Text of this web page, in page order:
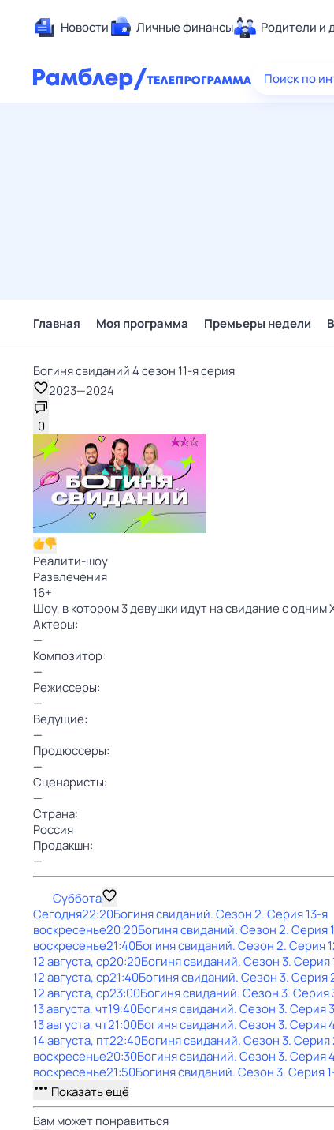
Новости Личные финансы Родители и
Поиск по
Главная Моя программа Премьеры недели
Богиня свиданий 4 сезон 11-я серия
2023—2024
0
Реалити-шоу
Развлечения
16+
Шоу, в котором 3 девушки идут на свидание с
Актеры:
—
Композитор:
—
Режиссеры:
—
Ведущие:
—
Продюссеры:
—
Сценаристы:
—
Страна:
Россия
Продакшн:
—
Суббота
Сегодня22:20Богиня свиданий. Сезон 2. Серия 13-я
воскресенье20:20Богиня свиданий. Сезон 2. Серия
воскресенье21:40Богиня свиданий. Сезон 2. Серия
12 августа, ср20:20Богиня свиданий. Сезон 3. Серия
12 августа, ср21:40Богиня свиданий. Сезон 3. Серия
12 августа, ср23:00Богиня свиданий. Сезон 3. Серия
13 августа, чт19:40Богиня свиданий. Сезон 3. Серия
13 августа, чт21:00Богиня свиданий. Сезон 3. Серия
14 августа, пт22:40Богиня свиданий. Сезон 3. Серия
воскресенье20:30Богиня свиданий. Сезон 3. Серия
воскресенье21:50Богиня свиданий. Сезон 3. Серия
Показать ещё
Вам может понравиться